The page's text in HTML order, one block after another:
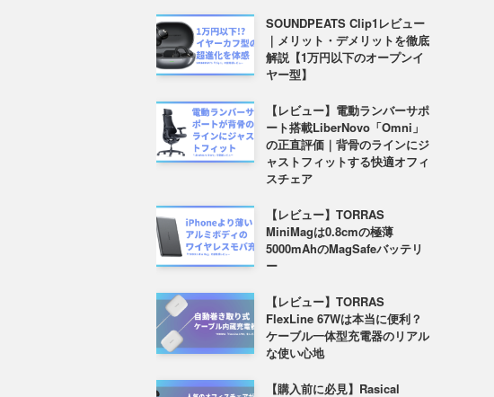
SOUNDPEATS Clip1レビュー
｜メリット・デメリットを徹底
解説【1万円以下のオープンイ
ヤー型】
【レビュー】電動ランバーサポ
ート搭載LiberNovo「Omni」
の正直評価｜背骨のラインにジ
ャストフィットする快適オフィ
スチェア
【レビュー】TORRAS
MiniMagは0.8cmの極薄
5000mAhのMagSafeバッテリ
ー
【レビュー】TORRAS
FlexLine 67Wは本当に便利？
ケーブル一体型充電器のリアル
な使い心地
【購入前に必見】Rasical